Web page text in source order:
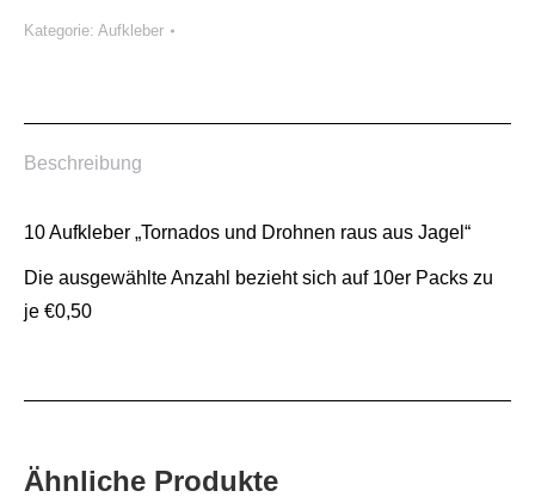
Drohnen
Menge
Kategorie: Aufkleber
Beschreibung
10 Aufkleber „Tornados und Drohnen raus aus Jagel“
Die ausgewählte Anzahl bezieht sich auf 10er Packs zu
je €0,50
Ähnliche Produkte